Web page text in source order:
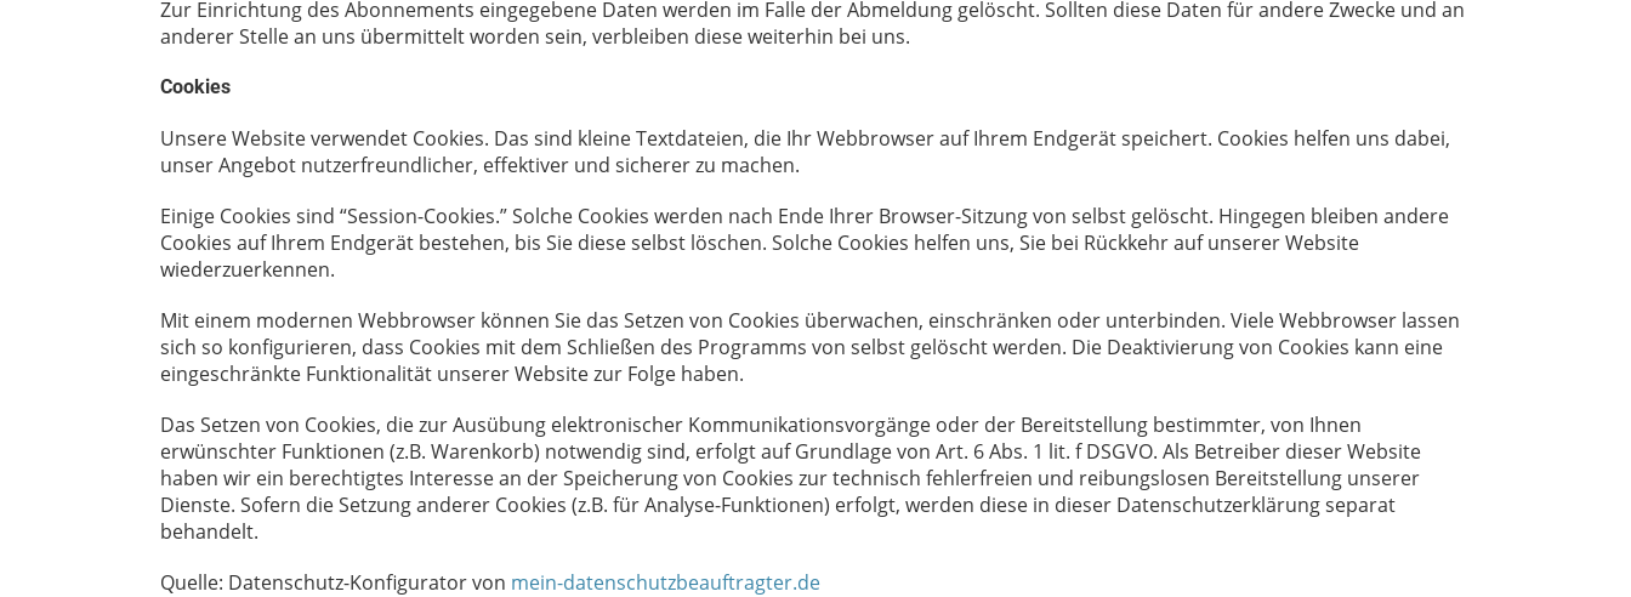
Zur Einrichtung des Abonnements eingegebene Daten werden im Falle der Abmeldung gelöscht. Sollten diese Daten für andere Zwecke und an
anderer Stelle an uns übermittelt worden sein, verbleiben diese weiterhin bei uns.
Cookies
Unsere Website verwendet Cookies. Das sind kleine Textdateien, die Ihr Webbrowser auf Ihrem Endgerät speichert. Cookies helfen uns dabei,
unser Angebot nutzerfreundlicher, effektiver und sicherer zu machen.
Einige Cookies sind “Session-Cookies.” Solche Cookies werden nach Ende Ihrer Browser-Sitzung von selbst gelöscht. Hingegen bleiben andere
Cookies auf Ihrem Endgerät bestehen, bis Sie diese selbst löschen. Solche Cookies helfen uns, Sie bei Rückkehr auf unserer Website
wiederzuerkennen.
Mit einem modernen Webbrowser können Sie das Setzen von Cookies überwachen, einschränken oder unterbinden. Viele Webbrowser lassen
sich so konfigurieren, dass Cookies mit dem Schließen des Programms von selbst gelöscht werden. Die Deaktivierung von Cookies kann eine
eingeschränkte Funktionalität unserer Website zur Folge haben.
Das Setzen von Cookies, die zur Ausübung elektronischer Kommunikationsvorgänge oder der Bereitstellung bestimmter, von Ihnen
erwünschter Funktionen (z.B. Warenkorb) notwendig sind, erfolgt auf Grundlage von Art. 6 Abs. 1 lit. f DSGVO. Als Betreiber dieser Website
haben wir ein berechtigtes Interesse an der Speicherung von Cookies zur technisch fehlerfreien und reibungslosen Bereitstellung unserer
Dienste. Sofern die Setzung anderer Cookies (z.B. für Analyse-Funktionen) erfolgt, werden diese in dieser Datenschutzerklärung separat
behandelt.
Quelle: Datenschutz-Konfigurator von mein-datenschutzbeauftragter.de